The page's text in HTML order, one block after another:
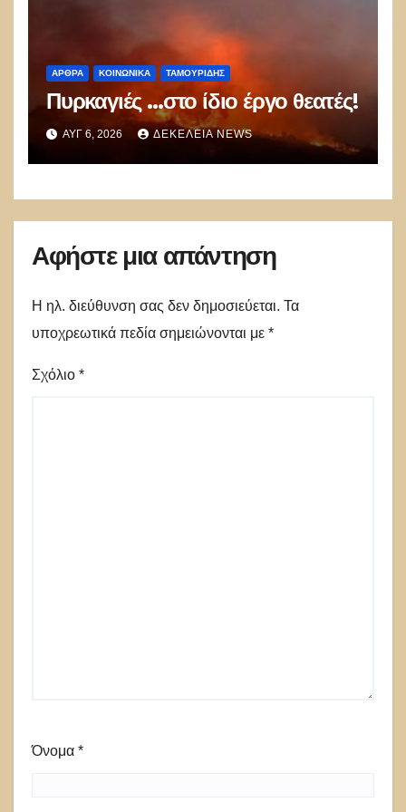
ΑΡΘΡΑ ΚΟΙΝΩΝΙΚΑ ΤΑΜΟΥΡΊΔΗΣ
Πυρκαγιές …στο ίδιο έργο θεατές!
ΑΥΓ 6, 2026 ΔΕΚΈΛΕΙΑ NEWS
Αφήστε μια απάντηση
Η ηλ. διεύθυνση σας δεν δημοσιεύεται. Τα
υποχρεωτικά πεδία σημειώνονται με *
Σχόλιο *
Όνομα *